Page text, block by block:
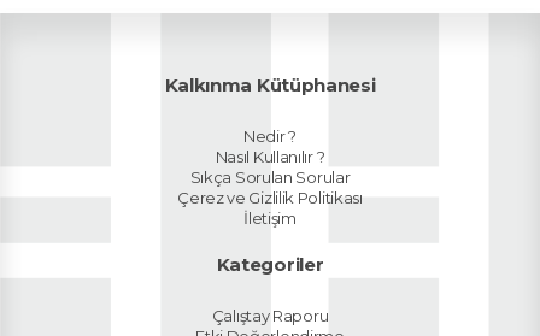
Kalkınma Kütüphanesi
Nedir ?
Nasıl Kullanılır ?
Sıkça Sorulan Sorular
Çerez ve Gizlilik Politikası
İletişim
Kategoriler
Çalıştay Raporu